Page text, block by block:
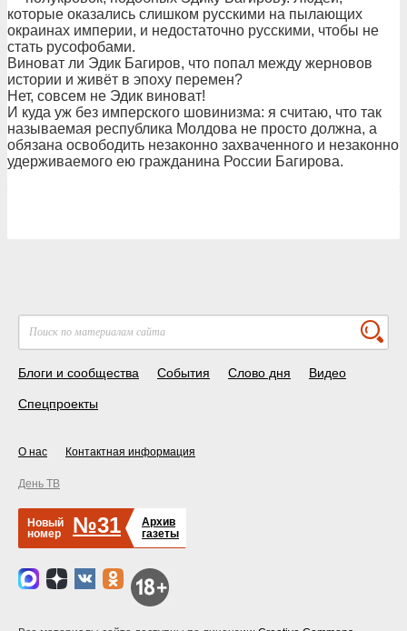
которые оказались слишком русскими на пылающих
окраинах империи, и недостаточно русскими, чтобы не
стать русофобами.
Виноват ли Эдик Багиров, что попал между жерновов
истории и живёт в эпоху перемен?
Нет, совсем не Эдик виноват!
И куда уж без имперского шовинизма: я считаю, что так
называемая республика Молдова не просто должна, а
обязана освободить незаконно захваченного и незаконно
удерживаемого ею гражданина России Багирова.
Блоги и сообщества События Слово дня Видео
Спецпроекты
О нас Контактная информация
День ТВ
Новый
номер
№31
Архив
газеты